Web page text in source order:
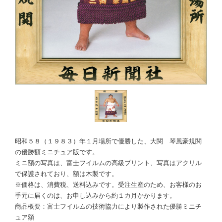
昭和５８（１９８３）年１月場所で優勝した、大関 琴風豪規関
の優勝額ミニチュア版です。
ミニ額の写真は、富士フイルムの高級プリント、写真はアクリル
で保護されており、額は木製です。
※価格は、消費税、送料込みです。受注生産のため、お客様のお
手元に届くのは、お申し込みから約１カ月かかります。
商品概要：富士フイルムの技術協力により製作された優勝ミニチ
ュア額